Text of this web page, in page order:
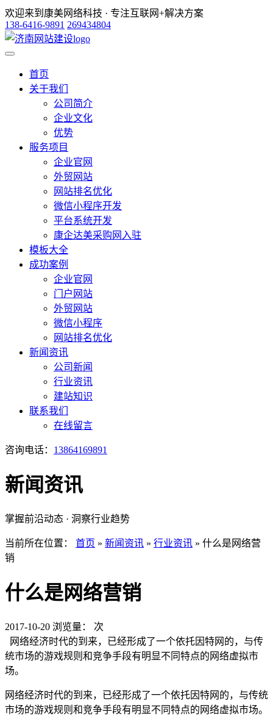
欢迎来到康美网络科技 · 专注互联网+解决方案
138-6416-9891 269434804
首页
关于我们
公司简介
企业文化
优势
服务项目
企业官网
外贸网站
网站排名优化
微信小程序开发
平台系统开发
康企达美采购网入驻
模板大全
成功案例
企业官网
门户网站
外贸网站
微信小程序
网站排名优化
新闻资讯
公司新闻
行业资讯
建站知识
联系我们
在线留言
咨询电话： 13864169891
新闻资讯
掌握前沿动态 · 洞察行业趋势
当前所在位置： 首页 » 新闻资讯 » 行业资讯 » 什么是网络营
销
什么是网络营销
2017-10-20 浏览量：
次
网络经济时代的到来，已经形成了一个依托因特网的，与传
统市场的游戏规则和竞争手段有明显不同特点的网络虚拟市
场。
网络经济时代的到来，已经形成了一个依托因特网的，与传统
市场的游戏规则和竞争手段有明显不同特点的网络虚拟市场。